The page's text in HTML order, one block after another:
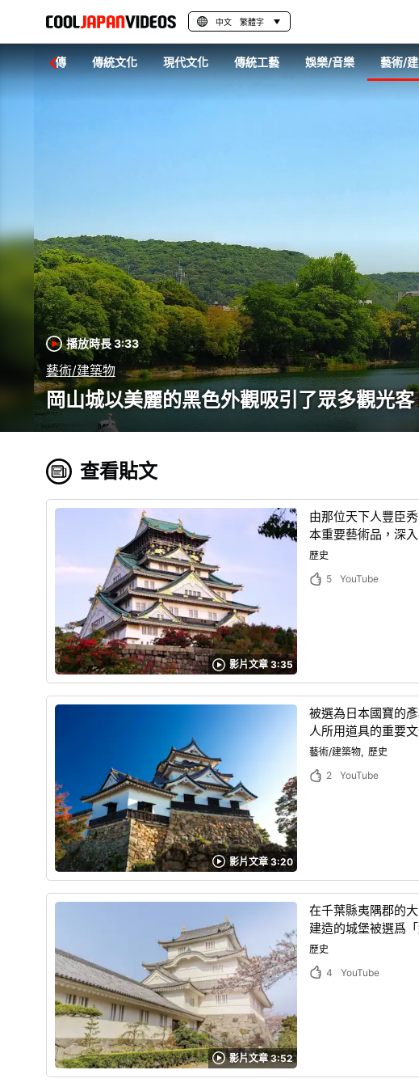
中文 繁體字
地域宣傳 傳統文化 現代文化 傳統工藝 娛樂/音樂 藝術/
播放時長 3:33
藝術/建築物
岡山城以美麗的黑色外觀吸引了眾多觀光
查看貼文
影片文章 3:35
由那位天下人豐臣
本重要藝術品，深
歷史
5
YouTube
影片文章 3:20
被選為日本國寶的
人所用道具的重要
藝術/建築物 歷史
2
YouTube
影片文章 3:52
在千葉縣夷隅郡的
建造的城堡被選爲
歷史
4
YouTube